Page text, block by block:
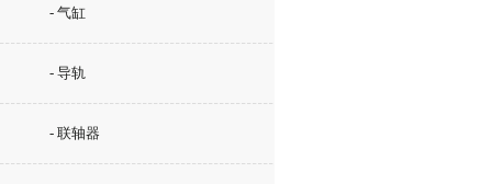
- 气缸
- 导轨
- 联轴器